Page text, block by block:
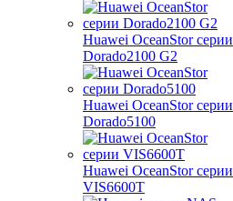
Huawei OceanStor серии
Dorado2100 G2
Huawei OceanStor серии
Dorado5100
Huawei OceanStor серии
VIS6600T